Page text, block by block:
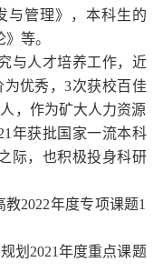
与管理》，本科生的
等。
与人才培养工作，近
优秀，3次获校百佳
，作为矿大人力资源
年获批国家一流本科
际，也积极投身科研
2022年度专项课题1
划2021年度重点课题